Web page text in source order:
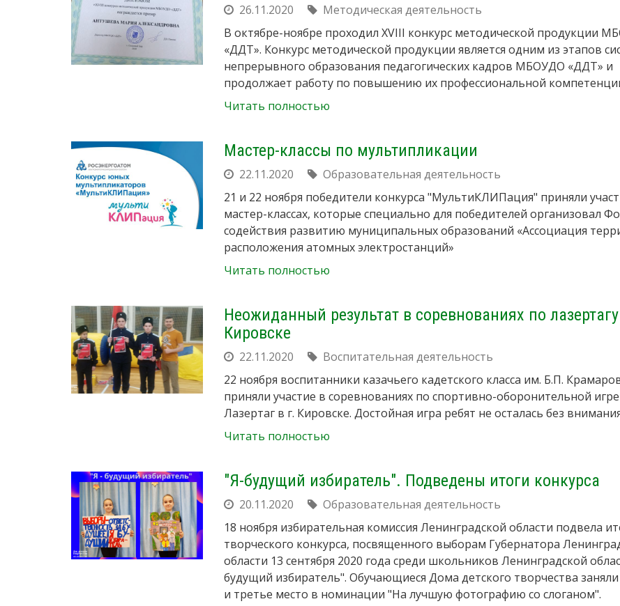
26.11.2020
Методическая деятельность
В октябре-ноябре проходил XVIII конкурс методической продукции
«ДДТ». Конкурс методической продукции является одним из этапов
непрерывного образования педагогических кадров МБОУДО «ДДТ» и
продолжает работу по повышению их профессиональной
Читать полностью
Мастер-классы по мультипликации
22.11.2020
Образовательная деятельность
21 и 22 ноября победители конкурса "МультиКЛИПация" приняли
мастер-классах, которые специально для победителей организовал
содействия развитию муниципальных образований «Ассоциация
расположения атомных электростанций»
Читать полностью
Неожиданный результат в соревнованиях по
Кировске
22.11.2020
Воспитательная деятельность
22 ноября воспитанники казачьего кадетского класса им. Б.П.
приняли участие в соревнованиях по спортивно-оборонительной игре
Лазертаг в г. Кировске. Достойная игра ребят не осталась без
Читать полностью
"Я-будущий избиратель". Подведены итоги конкурса
20.11.2020
Образовательная деятельность
18 ноября избирательная комиссия Ленинградской области подвела
творческого конкурса, посвященного выборам Губернатора
области 13 сентября 2020 года среди школьников Ленинградской
будущий избиратель". Обучающиеся Дома детского творчества
и третье место в номинации "На лучшую фотографию со слоганом".